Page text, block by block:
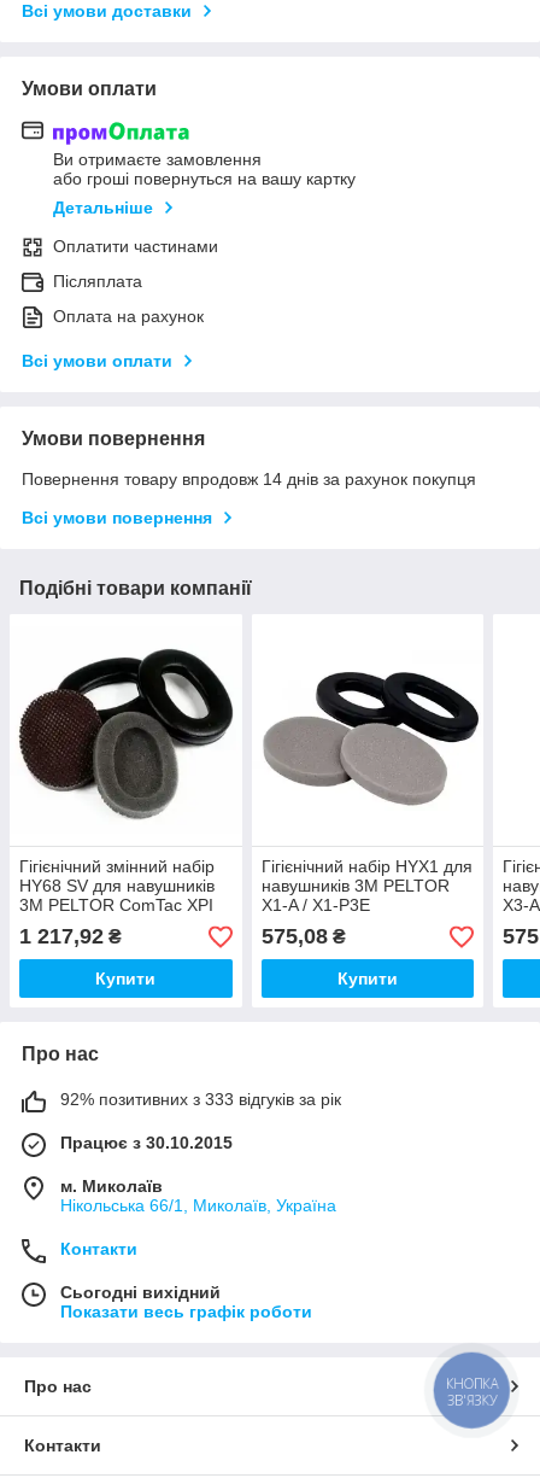
Всі умови доставки
Умови оплати
Ви отримаєте замовлення
або гроші повернуться на вашу картку
Детальніше
Оплатити частинами
Післяплата
Оплата на рахунок
Всі умови оплати
Умови повернення
Повернення товару впродовж 14 днів за рахунок покупця
Всі умови повернення
Подібні товари компанії
Гігієнічний змінний набір
HY68 SV для навушників
3M PELTOR ComTac XPI
1 217,92 ₴
Купити
Гігієнічний набір HYX1 для
навушників 3M PELTOR
X1-A / X1-P3E
575,08₴
Купити
X3-
Про нас
92% позитивних з 333 відгуків за рік
Працює з 30.10.2015
м. Миколаїв
Нікольська 66/1, Миколаїв, Україна
Контакти
Сьогодні вихідний
Показати весь графік роботи
Про нас
Контакти
КНОПКА
ЗВ'ЯЗКУ